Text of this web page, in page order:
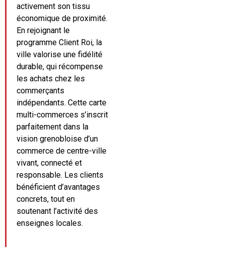
activement son tissu
économique de proximité.
En rejoignant le
programme Client Roi, la
ville valorise une fidélité
durable, qui récompense
les achats chez les
commerçants
indépendants. Cette carte
multi-commerces s’inscrit
parfaitement dans la
vision grenobloise d’un
commerce de centre-ville
vivant, connecté et
responsable. Les clients
bénéficient d’avantages
concrets, tout en
soutenant l’activité des
enseignes locales.